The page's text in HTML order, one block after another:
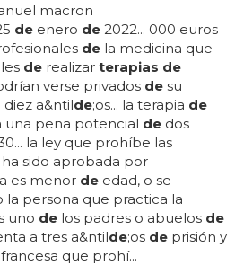
macron
de enero de 2022... 000 euros
de la medicina que
de realizar terapias de
verse privados de su
a&ntilde;os... la terapia de
una pena potencial de dos
la ley que prohíbe las
sido aprobada por
es menor de edad, o se
la persona que practica la
uno de los padres o abuelos de
a tres a&ntilde;os de prisión y
francesa que prohí...